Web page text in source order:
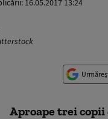
16.05.2017 13:24
Aproape trei